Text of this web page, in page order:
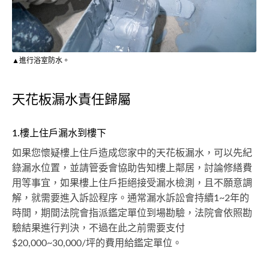
▲進行浴室防水。
天花板漏水責任歸屬
1.樓上住戶漏水到樓下
如果您懷疑樓上住戶造成您家中的天花板漏水，可以先紀
錄漏水位置，並請管委會協助告知樓上鄰居，討論修繕費
用等事宜，如果樓上住戶拒絕接受漏水檢測，且不願意調
解，就需要進入訴訟程序。通常漏水訴訟會持續1~2年的
時間，期間法院會指派鑑定單位到場勘驗，法院會依照勘
驗結果進行判決，不過在此之前需要支付
$20,000~30,000/坪的費用給鑑定單位。